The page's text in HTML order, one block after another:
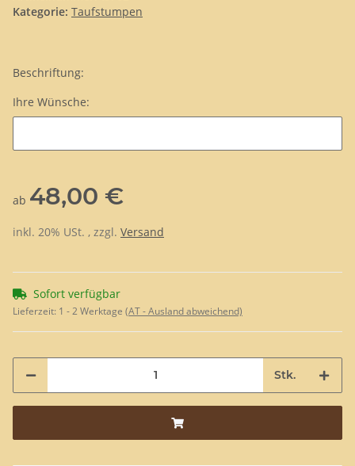
Kategorie: Taufstumpen
Beschriftung:
Ihre Wünsche:
ab 48,00 €
inkl. 20% USt. , zzgl. Versand
Sofort verfügbar
Lieferzeit: 1 - 2 Werktage (AT - Ausland abweichend)
Stk.